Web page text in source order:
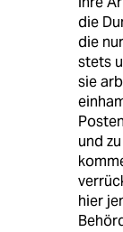
die
die
stets
sie
und
hier